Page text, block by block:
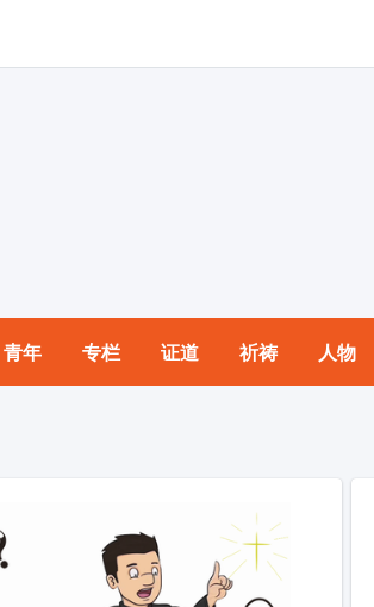
青年 专栏 证道 祈祷 人物